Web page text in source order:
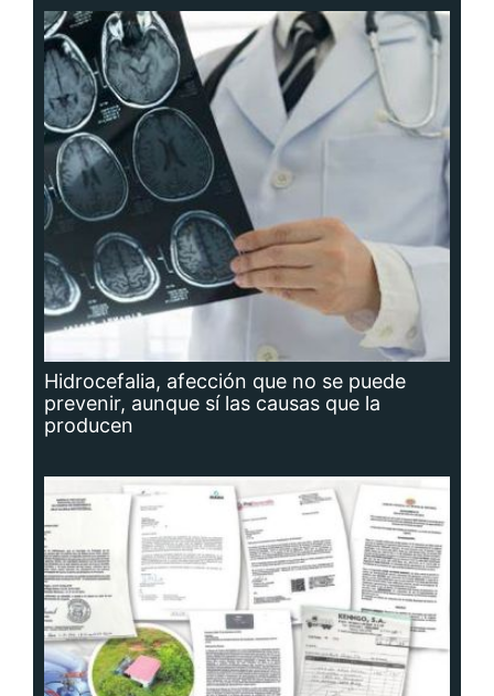
Hidrocefalia, afección que no se puede
prevenir, aunque sí las causas que la
producen